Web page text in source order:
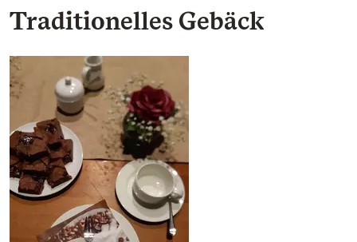
Traditionelles Gebäck